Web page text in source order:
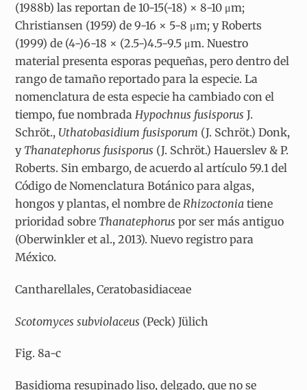
(1988b) las reportan de 10-15(-18) × 8-10 μm;
Christiansen (1959) de 9-16 × 5-8 μm; y Roberts
(1999) de (4-)6-18 × (2.5-)4.5-9.5 μm. Nuestro
material presenta esporas pequeñas, pero dentro del
rango de tamaño reportado para la especie. La
nomenclatura de esta especie ha cambiado con el
tiempo, fue nombradaHypochnus fusisporus J.
Schröt., Uthatobasidium fusisporum (J. Schröt.) Donk,
y Thanatephorus fusisporus (J. Schröt.) Hauerslev & P.
Roberts. Sin embargo, de acuerdo al artículo 59.1 del
Código de Nomenclatura Botánico para algas,
hongos y plantas, el nombre deRhizoctonia tiene
prioridad sobre Thanatephoruspor ser más antiguo
(Oberwinkler et al., 2013). Nuevo registro para
México.
Cantharellales, Ceratobasidiaceae
Scotomyces subviolaceus (Peck) Jülich
Fig. 8a-c
Basidioma resupinado liso, delgado, que no se